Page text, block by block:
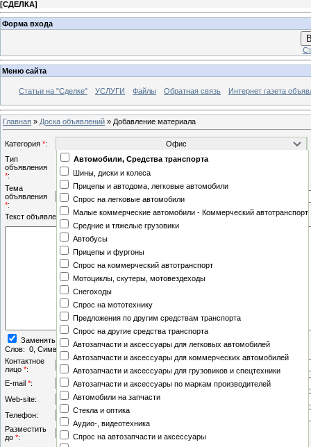
[СДЕЛКА]
Форма входа
Меню сайта
Статьи на "Сделке" УСЛУГИ Файлы Обратная связь Интернет газета
Главная » Доска объявлений » Добавление материала
Категория *:
Автомобили, Средства транспорта
Шины, диски и колеса
Прицепы и автодома, легковые автомобили
Спрос на легковые автомобили
Малые коммерческие автомобили - Коммерческий автотранспорт
Средние и тяжелые грузовики
Автобусы
Прицепы и фургоны
Спрос на коммерческий автотранспорт
Мотоциклы, скутеры, мотовездеходы
Снегоходы
Спрос на мототехнику
Предложения по другим средствам транспорта
Спрос на другие средства транспорта
Автозапчасти и аксессуары для легковых автомобилей
Автозапчасти и аксессуары для коммерческих автомобилей
Автозапчасти и аксессуары для грузовиков и спецтехники
Автозапчасти и аксессуары по маркам производителей
Автомобили на запчасти
Стекла и оптика
Аудио-, видеотехника
Спрос на автозапчасти и аксессуары
Тип
объявления
*:
Информация
Предложение
Тема
объявления
*:
Текст объявления *:
Заменять переводы строк тегом
Слов: 0 , Символов: 0/0
Контактное
лицо *:
E-mail *:
Web-site:
Телефон:
Разместить
до *: